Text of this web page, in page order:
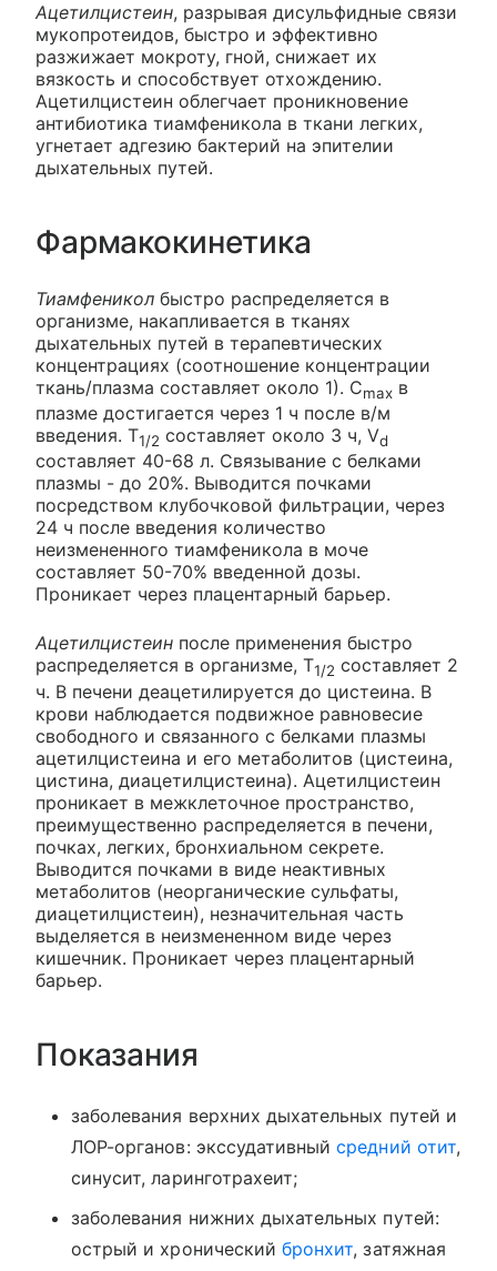
Ацетилцистеин, разрывая дисульфидные связи
мукопротеидов, быстро и эффективно
разжижает мокроту, гной, снижает их
вязкость и способствует отхождению.
Ацетилцистеин облегчает проникновение
антибиотика тиамфеникола в ткани легких,
угнетает адгезию бактерий на эпителии
дыхательных путей.
Фармакокинетика
Тиамфеникол быстро распределяется в
организме, накапливается в тканях
дыхательных путей в терапевтических
концентрациях (соотношение концентрации
ткань/плазма составляет около 1). Cmax в
плазме достигается через 1 ч после в/м
введения. T1/2 составляет около 3 ч, Vd
составляет 40-68 л. Связывание с белками
плазмы - до 20%. Выводится почками
посредством клубочковой фильтрации, через
24 ч после введения количество
неизмененного тиамфеникола в моче
составляет 50-70% введенной дозы.
Проникает через плацентарный барьер.
Ацетилцистеин после применения быстро
распределяется в организме, T1/2 составляет 2
ч. В печени деацетилируется до цистеина. В
крови наблюдается подвижное равновесие
свободного и связанного с белками плазмы
ацетилцистеина и его метаболитов (цистеина,
цистина, диацетилцистеина). Ацетилцистеин
проникает в межклеточное пространство,
преимущественно распределяется в печени,
почках, легких, бронхиальном секрете.
Выводится почками в виде неактивных
метаболитов (неорганические сульфаты,
диацетилцистеин), незначительная часть
выделяется в неизмененном виде через
кишечник. Проникает через плацентарный
барьер.
Показания
заболевания верхних дыхательных путей и
ЛОР-органов: экссудативныйсредний отит,
синусит, ларинготрахеит;
заболевания нижних дыхательных путей:
острый и хроническийбронхит, затяжная